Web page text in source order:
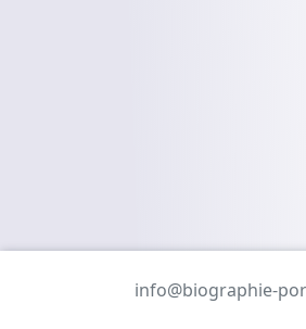
info@biographie-